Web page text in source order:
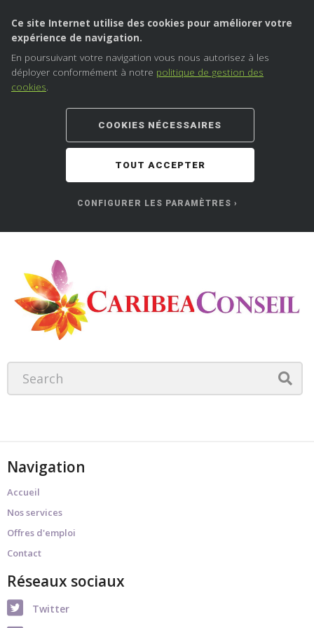
Navigation
Accueil
Nos services
Offres d'emploi
Contact
Réseaux sociaux
Twitter
Ce site Internet utilise des cookies pour améliorer votre
expérience de navigation.
En poursuivant votre navigation vous nous autorisez à les
déployer conformément à notre politique de gestion des
cookies.
COOKIES NÉCESSAIRES
TOUT ACCEPTER
CONFIGURER LES PARAMÈTRES